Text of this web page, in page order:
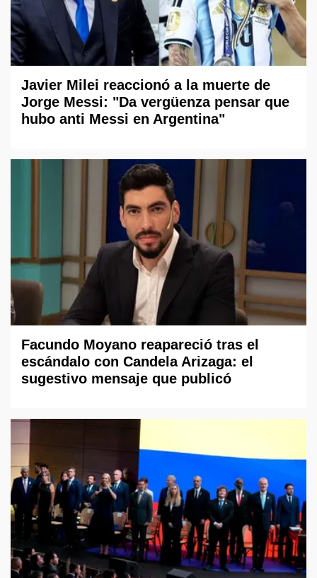
Javier Milei reaccionó a la muerte de
Jorge Messi: "Da vergüenza pensar que
hubo anti Messi en Argentina"
Facundo Moyano reapareció tras el
escándalo con Candela Arizaga: el
sugestivo mensaje que publicó